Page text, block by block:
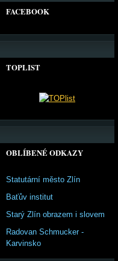
FACEBOOK
TOPLIST
OBLÍBENÉ ODKAZY
Statutární město Zlín
Baťův institut
Starý Zlín obrazem i slovem
Radovan Schmucker -
Karvinsko